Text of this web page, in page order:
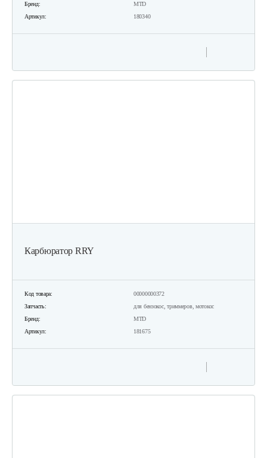
Бренд:
MTD
Артикул:
180340
Карбюратор RRY
Код товара:
00000000372
Запчасть:
для бензокос, триммеров, мотокос
Бренд:
MTD
Артикул:
181675